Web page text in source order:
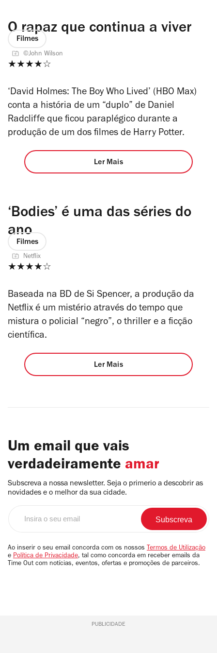
O rapaz que continua a viver
Filmes
©John Wilson
★★★★☆
‘David Holmes: The Boy Who Lived’ (HBO Max)
conta a história de um “duplo” de Daniel
Radcliffe que ficou paraplégico durante a
produção de um dos filmes de Harry Potter.
Ler Mais
‘Bodies’ é uma das séries do
ano
Filmes
Netflix
★★★★☆
Baseada na BD de Si Spencer, a produção da
Netflix é um mistério através do tempo que
mistura o policial “negro”, o thriller e a ficção
científica.
Ler Mais
Um email que vais
verdadeiramente amar
Subscreva a nossa newsletter. Seja o primerio a descobrir as
novidades e o melhor da sua cidade.
email
Ao inserir o seu email concorda com os nossos Termos de Utilização
e Política de Privacidade, tal como concorda em receber emails da
Time Out com notícias, eventos, ofertas e promoções de parceiros.
PUBLICIDADE